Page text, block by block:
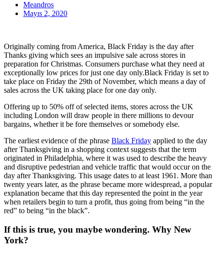
Meandros
Mayıs 2, 2020
Originally coming from America, Black Friday is the day after
Thanks giving which sees an impulsive sale across stores in
preparation for Christmas. Consumers purchase what they need at
exceptionally low prices for just one day only.Black Friday is set to
take place on Friday the 29th of November, which means a day of
sales across the UK taking place for one day only.
Offering up to 50% off of selected items, stores across the UK
including London will draw people in there millions to devour
bargains, whether it be fore themselves or somebody else.
The earliest evidence of the phrase Black Friday applied to the day
after Thanksgiving in a shopping context suggests that the term
originated in Philadelphia, where it was used to describe the heavy
and disruptive pedestrian and vehicle traffic that would occur on the
day after Thanksgiving. This usage dates to at least 1961. More than
twenty years later, as the phrase became more widespread, a popular
explanation became that this day represented the point in the year
when retailers begin to turn a profit, thus going from being “in the
red” to being “in the black”.
If this is true, you maybe wondering. Why New
York?